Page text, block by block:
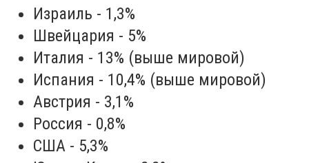
Израиль - 1,3%
Швейцария - 5%
Италия - 13% (выше мировой)
Испания - 10,4% (выше мировой)
Австрия - 3,1%
Россия - 0,8%
США - 5,3%